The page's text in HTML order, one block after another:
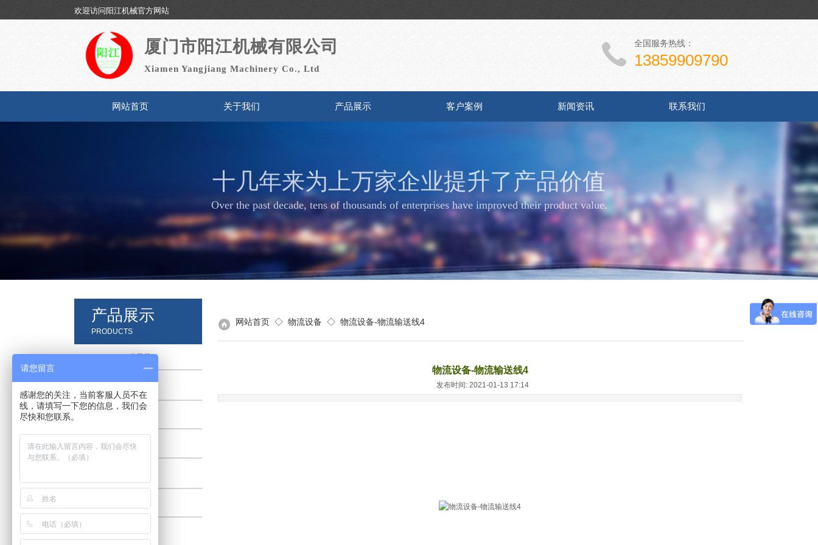
欢迎访问阳江机械官方网站
厦门市阳江机械有限公司 全国服务热线：
13859909790
Xiamen Yangjiang Machinery Co., Ltd
网站首页 关于我们 产品展示 客户案例 新闻资讯 联系我们
十几年来为上万家企业提升了产品价值
Over the past decade, tens of thousands of enterprises have improved their product value.
工装
烘烤线
产品展示
PRODUCTS
网站首页 ◇ 物流设备 ◇ 物流设备-物流输送线4
物流设备-物流输送线4
发布时间: 2021-01-13 17:14
请您留言
感谢您的关注，当前客服人员不在
线，请填写一下您的信息，我们会
尽快和您联系。